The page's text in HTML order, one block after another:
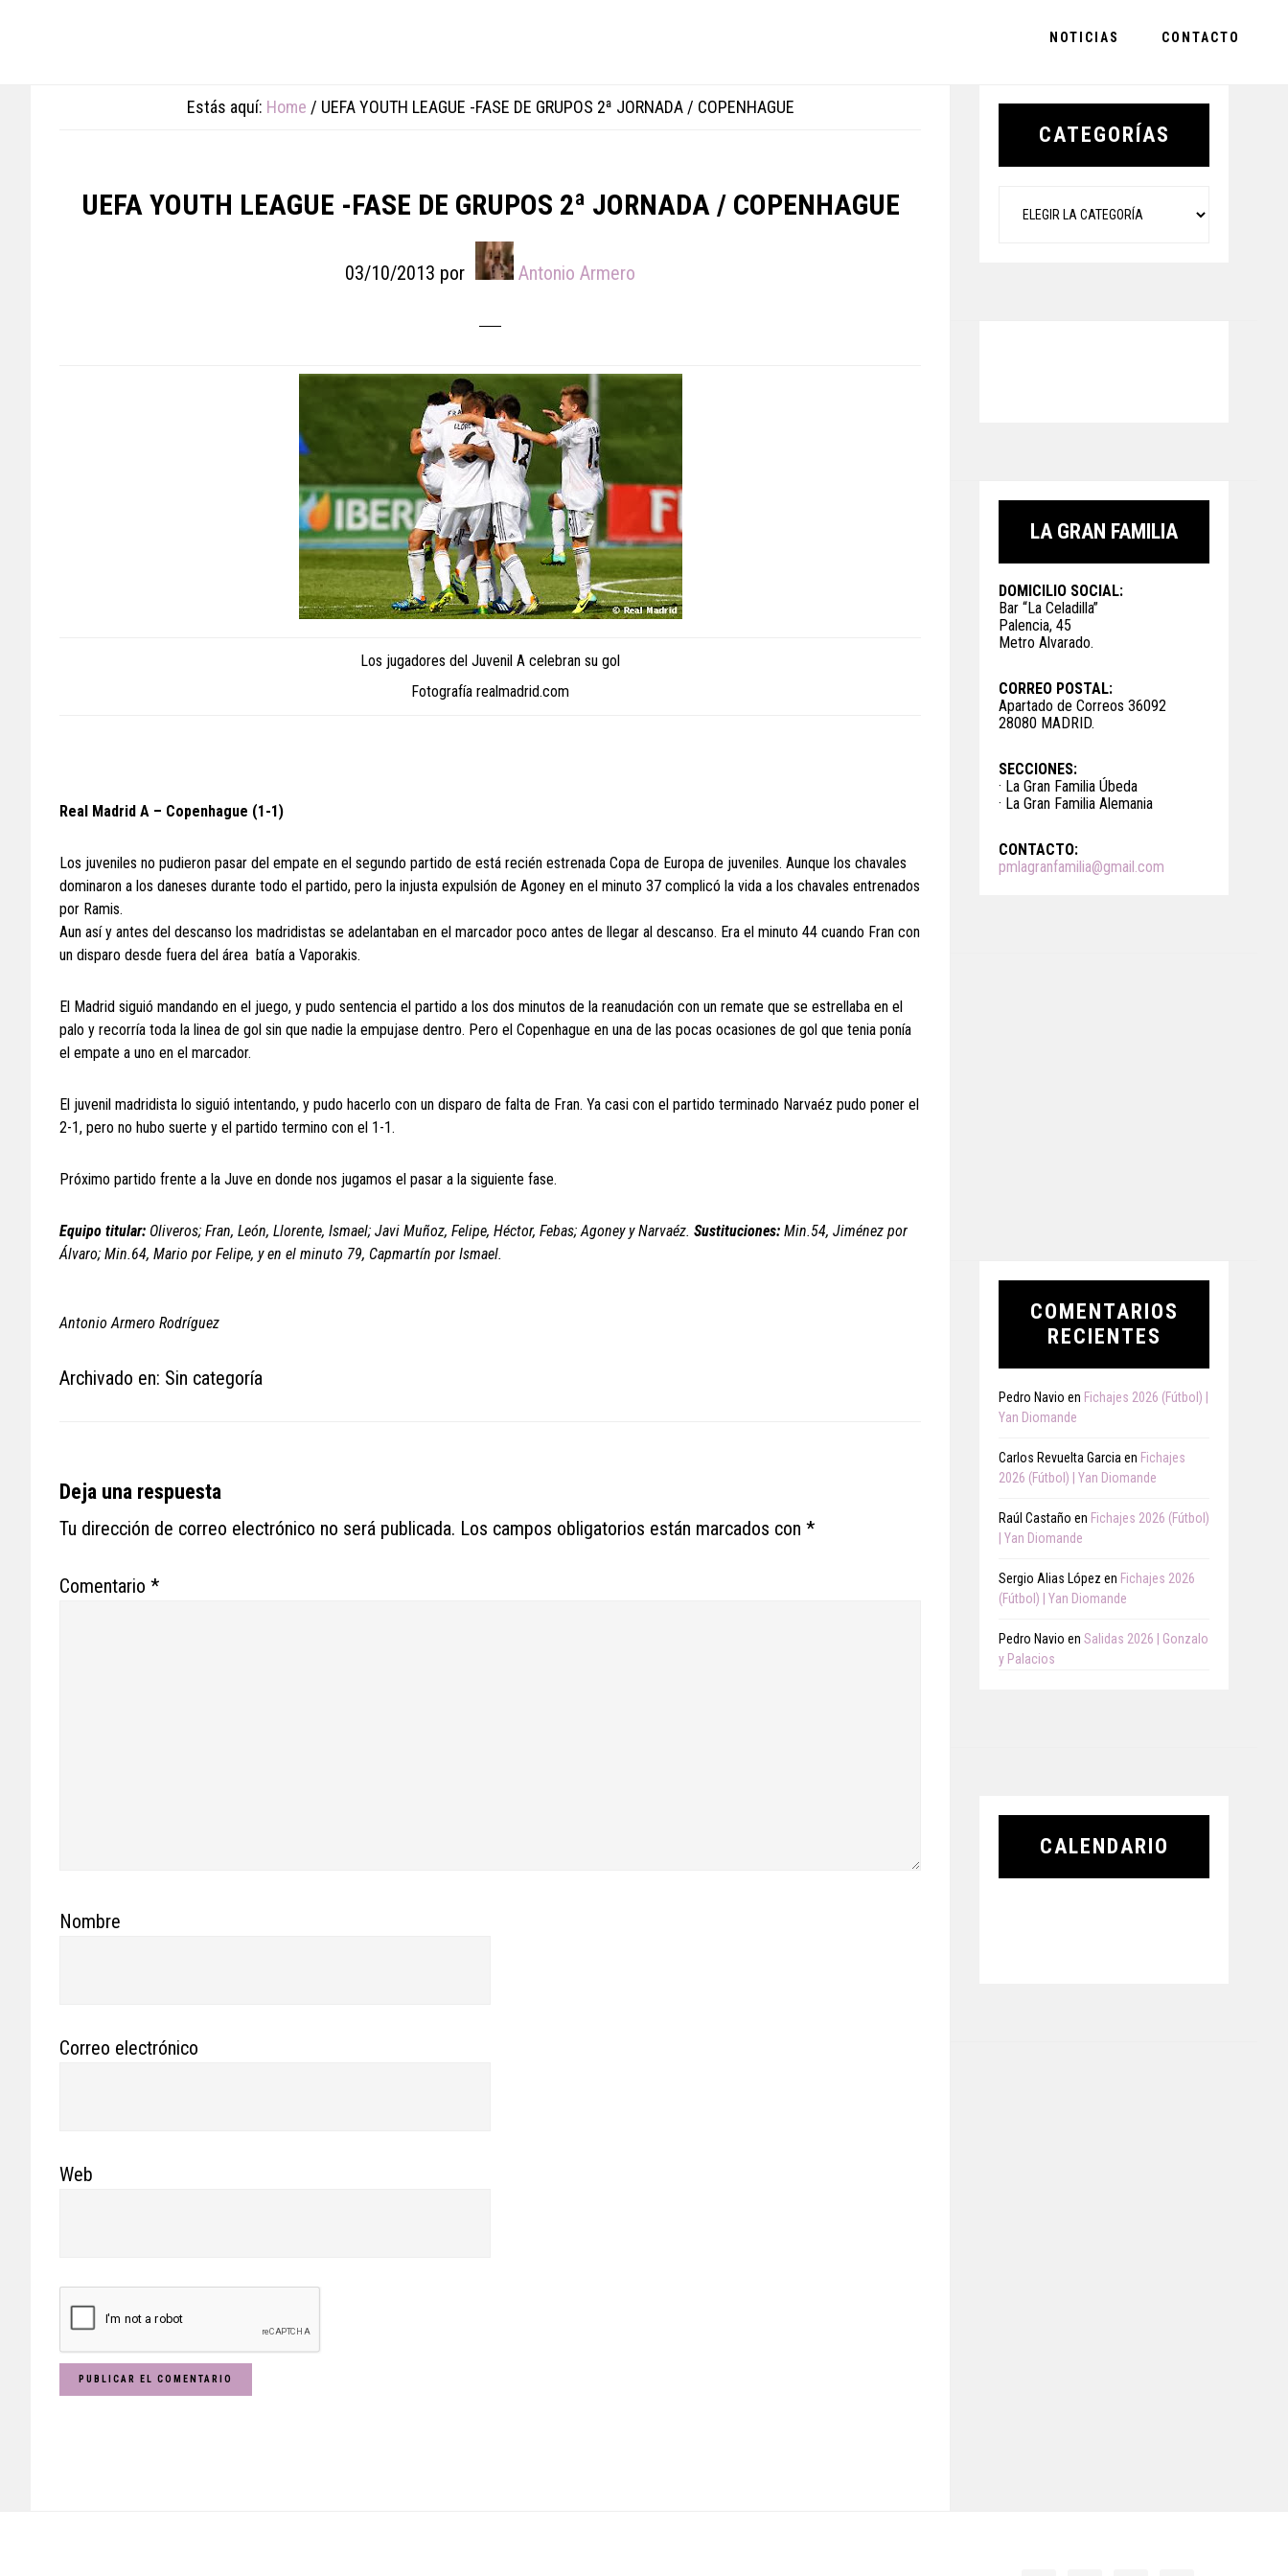
NOTICIAS CONTACTO
Estás aquí: Home / UEFA YOUTH LEAGUE -FASE DE GRUPOS 2ª JORNADA / COPENHAGUE
UEFA YOUTH LEAGUE -FASE DE GRUPOS 2ª JORNADA / COPENHAGUE
03/10/2013 por Antonio Armero
Los jugadores del Juvenil A celebran su gol
Fotografía realmadrid.com
Real Madrid A – Copenhague (1-1)
Los juveniles no pudieron pasar del empate en el segundo partido de está recién estrenada Copa de Europa de juveniles. Aunque los chavales
dominaron a los daneses durante todo el partido, pero la injusta expulsión de Agoney en el minuto 37 complicó la vida a los chavales entrenados
por Ramis.
Aun así y antes del descanso los madridistas se adelantaban en el marcador poco antes de llegar al descanso. Era el minuto 44 cuando Fran con
un disparo desde fuera del área batía a Vaporakis.
El Madrid siguió mandando en el juego, y pudo sentencia el partido a los dos minutos de la reanudación con un remate que se estrellaba en el
palo y recorría toda la linea de gol sin que nadie la empujase dentro. Pero el Copenhague en una de las pocas ocasiones de gol que tenia ponía
el empate a uno en el marcador.
El juvenil madridista lo siguió intentando, y pudo hacerlo con un disparo de falta de Fran. Ya casi con el partido terminado Narvaéz pudo poner el
2-1, pero no hubo suerte y el partido termino con el 1-1.
Próximo partido frente a la Juve en donde nos jugamos el pasar a la siguiente fase.
Equipo titular: Oliveros; Fran, León, Llorente, Ismael; Javi Muñoz, Felipe, Héctor, Febas; Agoney y Narvaéz. Sustituciones: Min.54, Jiménez por
Álvaro; Min.64, Mario por Felipe, y en el minuto 79, Capmartín por Ismael.
Antonio Armero Rodríguez
Archivado en: Sin categoría
Reader
Interactions
Deja una respuesta
Tu dirección de correo electrónico no será publicada. Los campos obligatorios están marcados con *
Comentario *
Nombre
Correo electrónico
Web
Primary
CATEGORÍAS
LA GRAN FAMILIA
DOMICILIO SOCIAL:
Bar “La Celadilla”
Palencia, 45
Metro Alvarado.
CORREO POSTAL:
Apartado de Correos 36092
28080 MADRID.
SECCIONES:
· La Gran Familia Úbeda
· La Gran Familia Alemania
CONTACTO:
pmlagranfamilia@gmail.com
COMENTARIOS
RECIENTES
Pedro Navio en Fichajes 2026 (Fútbol) |
Yan Diomande
Carlos Revuelta Garcia en Fichajes
2026 (Fútbol) | Yan Diomande
Raúl Castaño en Fichajes 2026 (Fútbol)
| Yan Diomande
Sergio Alias López en Fichajes 2026
(Fútbol) | Yan Diomande
Pedro Navio en Salidas 2026 | Gonzalo
y Palacios
CALENDARIO